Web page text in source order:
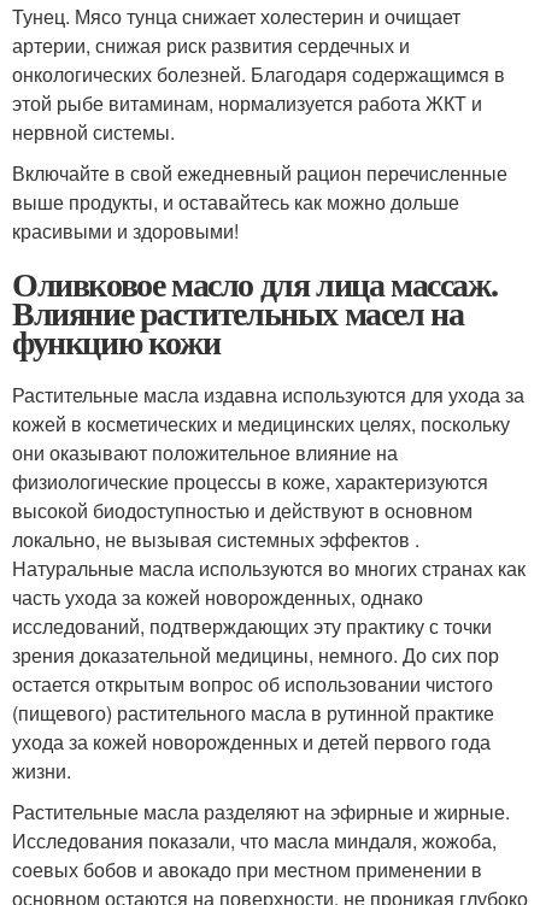
Тунец. Мясо тунца снижает холестерин и очищает
артерии, снижая риск развития сердечных и
онкологических болезней. Благодаря содержащимся в
этой рыбе витаминам, нормализуется работа ЖКТ и
нервной системы.
Включайте в свой ежедневный рацион перечисленные
выше продукты, и оставайтесь как можно дольше
красивыми и здоровыми!
Оливковое масло для лица массаж.
Влияние растительных масел на
функцию кожи
Растительные масла издавна используются для ухода за
кожей в косметических и медицинских целях, поскольку
они оказывают положительное влияние на
физиологические процессы в коже, характеризуются
высокой биодоступностью и действуют в основном
локально, не вызывая системных эффектов .
Натуральные масла используются во многих странах как
часть ухода за кожей новорожденных, однако
исследований, подтверждающих эту практику с точки
зрения доказательной медицины, немного. До сих пор
остается открытым вопрос об использовании чистого
(пищевого) растительного масла в рутинной практике
ухода за кожей новорожденных и детей первого года
жизни.
Растительные масла разделяют на эфирные и жирные.
Исследования показали, что масла миндаля, жожоба,
соевых бобов и авокадо при местном применении в
основном остаются на поверхности, не проникая глубоко